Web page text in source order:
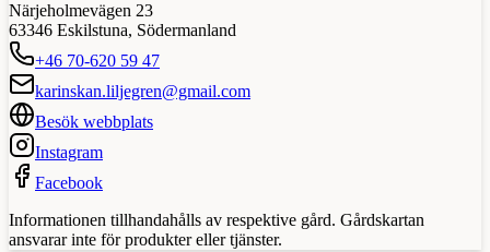
Närjeholmevägen 23
63346 Eskilstuna, Södermanland
+46 70-620 59 47
karinskan.liljegren@gmail.com
Besök webbplats
Instagram
Facebook
Informationen tillhandahålls av respektive gård. Gårdskartan
ansvarar inte för produkter eller tjänster.